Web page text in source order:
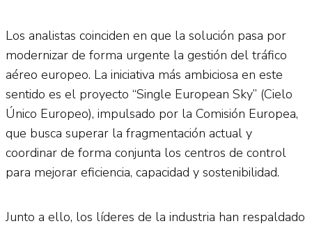
Los analistas coinciden en que la solución pasa por
modernizar de forma urgente la gestión del tráfico
aéreo europeo. La iniciativa más ambiciosa en este
sentido es el proyecto “Single European Sky” (Cielo
Único Europeo), impulsado por la Comisión Europea,
que busca superar la fragmentación actual y
coordinar de forma conjunta los centros de control
para mejorar eficiencia, capacidad y sostenibilidad.
Junto a ello, los líderes de la industria han respaldado